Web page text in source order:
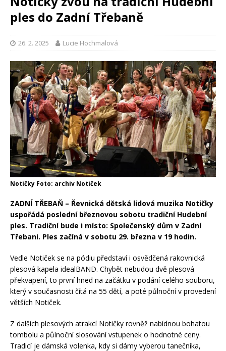
ples do Zadní Třebaně
26. 2. 2025 Lucie Hochmalová
Notičky Foto: archiv Notiček
ZADNÍ TŘEBAŇ – Řevnická dětská lidová muzika Notičky
uspořádá poslední březnovou sobotu tradiční Hudební
ples. Tradiční bude i místo: Společenský dům v Zadní
Třebani. Ples začíná v sobotu 29. března v 19 hodin.
Vedle Notiček se na pódiu představí i osvědčená rakovnická
plesová kapela idealBAND. Chybět nebudou dvě plesová
překvapení, to první hned na začátku v podání celého souboru,
který v současnosti čítá na 55 dětí, a poté půlnoční v provedení
větších Notiček.
Z dalších plesových atrakcí Notičky rovněž nabídnou bohatou
tombolu a půlnoční slosování vstupenek o hodnotné ceny.
Tradicí je dámská volenka, kdy si dámy vyberou tanečníka,